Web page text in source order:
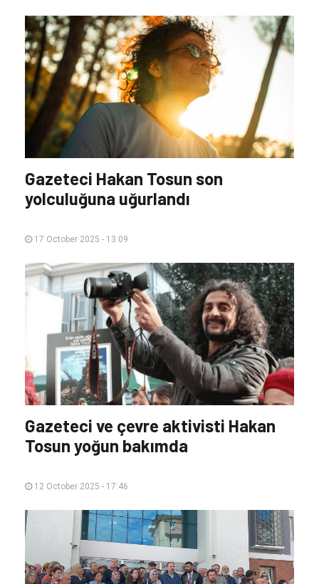
Gazeteci Hakan Tosun son
yolculuğuna uğurlandı
17 October 2025 - 13:09
Gazeteci ve çevre aktivisti Hakan
Tosun yoğun bakımda
12 October 2025 - 17:46